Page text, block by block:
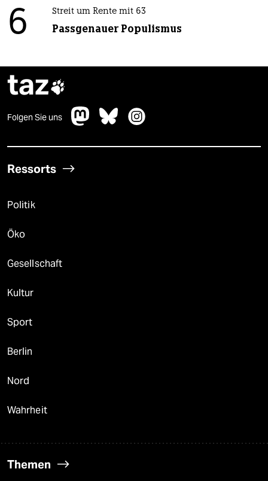
6 Streit um Rente mit 63
Passgenauer Populismus
taz
Folgen Sie uns
Ressorts
Politik
Öko
Gesellschaft
Kultur
Sport
Berlin
Nord
Wahrheit
Themen